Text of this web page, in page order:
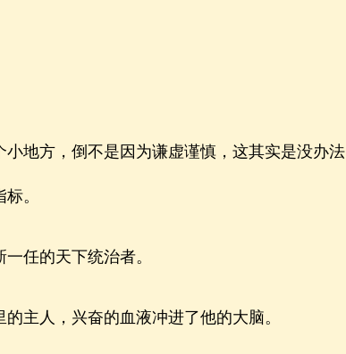
地方，倒不是因为谦虚谨慎，这其实是没办法
。
任的天下统治者。
人，兴奋的血液冲进了他的大脑。